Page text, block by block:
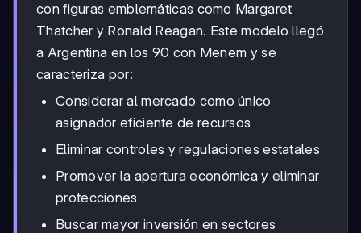
con figuras emblemáticas como Margaret
Thatcher y Ronald Reagan. Este modelo llegó
a Argentina en los 90 con Menem y se
caracteriza por:
Considerar al mercado como único
asignador eficiente de recursos
Eliminar controles y regulaciones estatales
Promover la apertura económica y eliminar
protecciones
Buscar mayor inversión en sectores